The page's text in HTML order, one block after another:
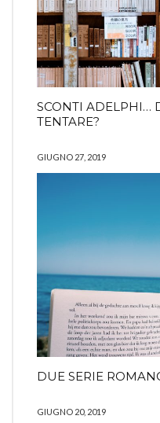
SCONTI ADELPHI…
TENTARE?
GIUGNO 27, 2019
DUE SERIE
GIUGNO 20, 2019